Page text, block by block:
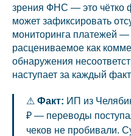
зрения ФНС — это чётко
может зафиксировать
мониторинга платежей —
расцениваемое как
обнаружения
наступает за каждый
⚠ Факт: ИП из
₽ — переводы
чеков не пробивали.